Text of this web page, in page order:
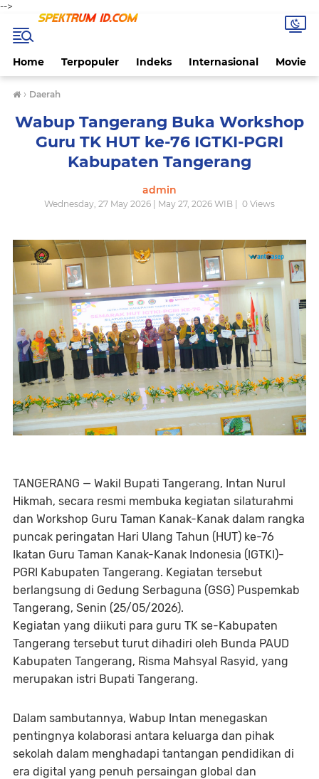
-->
Home Terpopuler Indeks Internasional Movie
› Daerah
Wabup Tangerang Buka Workshop
Guru TK HUT ke-76 IGTKI-PGRI
Kabupaten Tangerang
admin
Wednesday, 27 May 2026 | May 27, 2026 WIB | 0 Views
TANGERANG — Wakil Bupati Tangerang, Intan Nurul
Hikmah, secara resmi membuka kegiatan silaturahmi
dan Workshop Guru Taman Kanak-Kanak dalam rangka
puncak peringatan Hari Ulang Tahun (HUT) ke-76
Ikatan Guru Taman Kanak-Kanak Indonesia (IGTKI)-
PGRI Kabupaten Tangerang. Kegiatan tersebut
berlangsung di Gedung Serbaguna (GSG) Puspemkab
Tangerang, Senin (25/05/2026).
Kegiatan yang diikuti para guru TK se-Kabupaten
Tangerang tersebut turut dihadiri oleh Bunda PAUD
Kabupaten Tangerang, Risma Mahsyal Rasyid, yang
merupakan istri Bupati Tangerang.
Dalam sambutannya, Wabup Intan menegaskan
pentingnya kolaborasi antara keluarga dan pihak
sekolah dalam menghadapi tantangan pendidikan di
era digital yang penuh persaingan global dan